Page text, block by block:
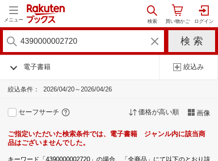
メニュー
電子書籍 絞込み
絞込条件： 2026/04/20～2026/04/26
セーフサーチ 価格が高い順 画像
ご指定いただいた検索条件では、電子書籍 ジャンル内に該当商
品はございませんでした。
キーワード「4390000002720」の場合、「全商品」にて以下のとおり該